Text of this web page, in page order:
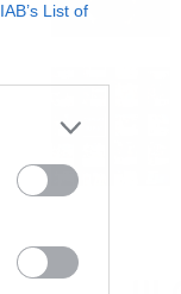
IAB’s List of